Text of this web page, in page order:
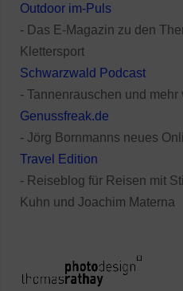
Outdoor im-Puls
- Das E-Magazin zu den
Klettersport
Schwarzwald Podcast
- Tannenrauschen und
Genussfreak.de
- Jörg Bornmanns neues
Travel Edition
- Reiseblog für Reisen mit
Kuhn und Joachim Materna